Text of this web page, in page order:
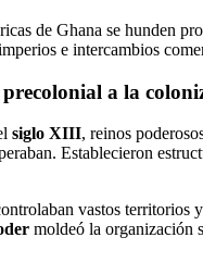
de Ghana se hunden
e intercambios
a la
siglo XIII, reinos
Establecieron
vastos territorios
moldeó la organización